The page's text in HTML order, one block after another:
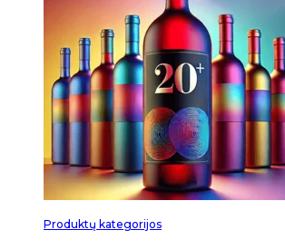
Produktų kategorijos